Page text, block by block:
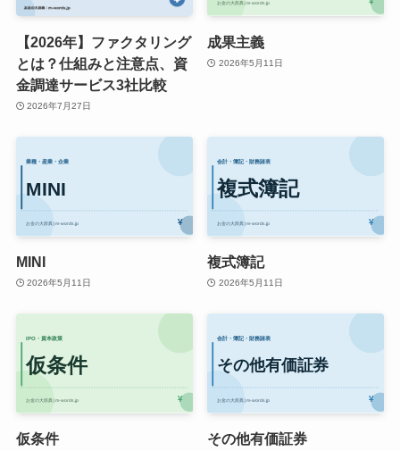
【2026年】ファクタリング
とは？仕組みと注意点、資
金調達サービス3社比較
2026年7月27日
成果主義
2026年5月11日
MINI
2026年5月11日
複式簿記
2026年5月11日
仮条件 その他有価証券